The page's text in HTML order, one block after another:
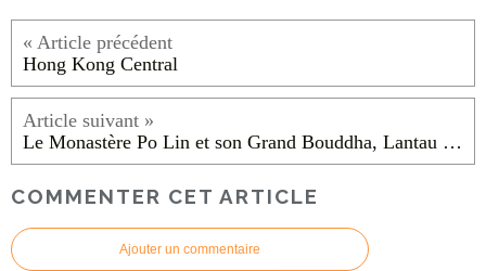
Hong Kong Central
Le Monastère Po Lin et son Grand Bouddha, Lantau Island
COMMENTER CET ARTICLE
Ajouter un commentaire